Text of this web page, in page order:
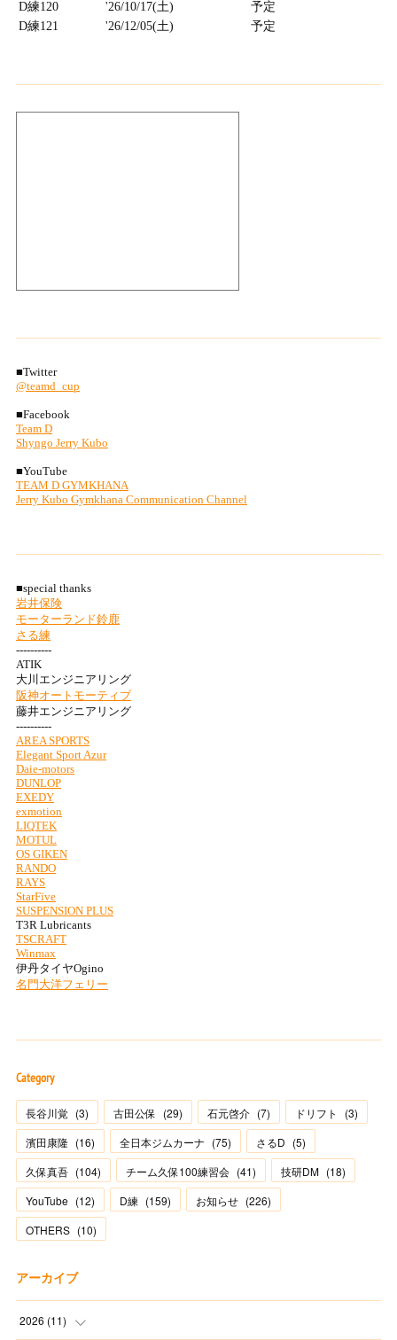
Category
長谷川覚 (3) 古田公保 (29) 石元啓介 (7) ドリフト (3)
濱田康隆 (16) 全日本ジムカーナ (75) さるD (5)
久保真吾 (104) チーム久保100練習会 (41) 技研DM (18)
YouTube (12) D練 (159) お知らせ (226)
OTHERS (10)
アーカイブ
2026 (11)